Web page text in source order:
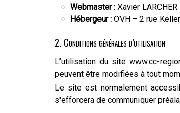
Webmaster : Xavier
Hébergeur : OVH – 2 rue
2. Conditions générales d’utilisation
L’utilisation du site www.cc-
peuvent être modifiées à tout
Le site est normalement
s'efforcera de communiquer